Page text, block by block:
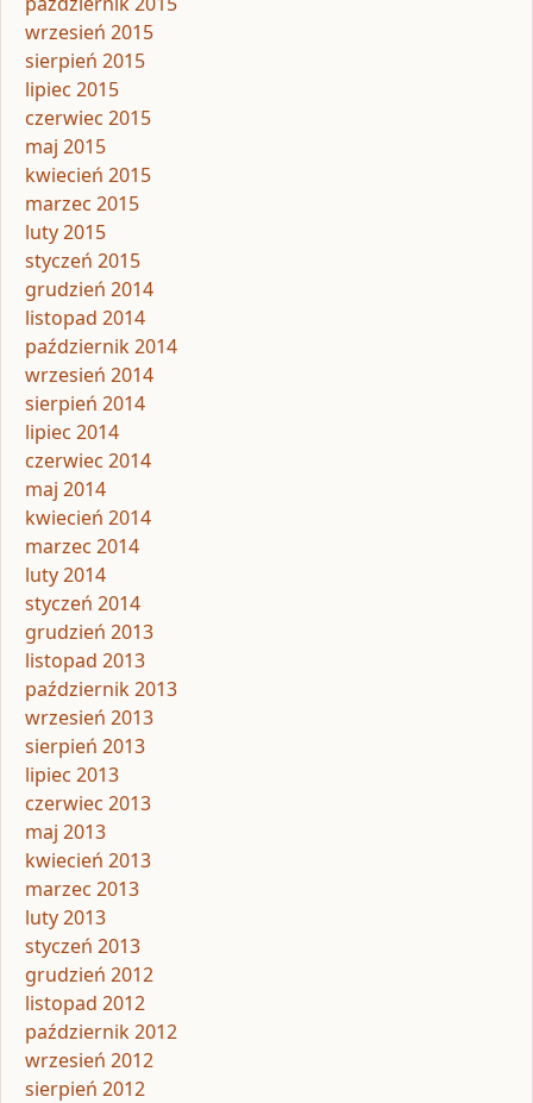
wrzesień 2015
sierpień 2015
lipiec 2015
czerwiec 2015
maj 2015
kwiecień 2015
marzec 2015
luty 2015
styczeń 2015
grudzień 2014
listopad 2014
październik 2014
wrzesień 2014
sierpień 2014
lipiec 2014
czerwiec 2014
maj 2014
kwiecień 2014
marzec 2014
luty 2014
styczeń 2014
grudzień 2013
listopad 2013
październik 2013
wrzesień 2013
sierpień 2013
lipiec 2013
czerwiec 2013
maj 2013
kwiecień 2013
marzec 2013
luty 2013
styczeń 2013
grudzień 2012
listopad 2012
październik 2012
wrzesień 2012
sierpień 2012